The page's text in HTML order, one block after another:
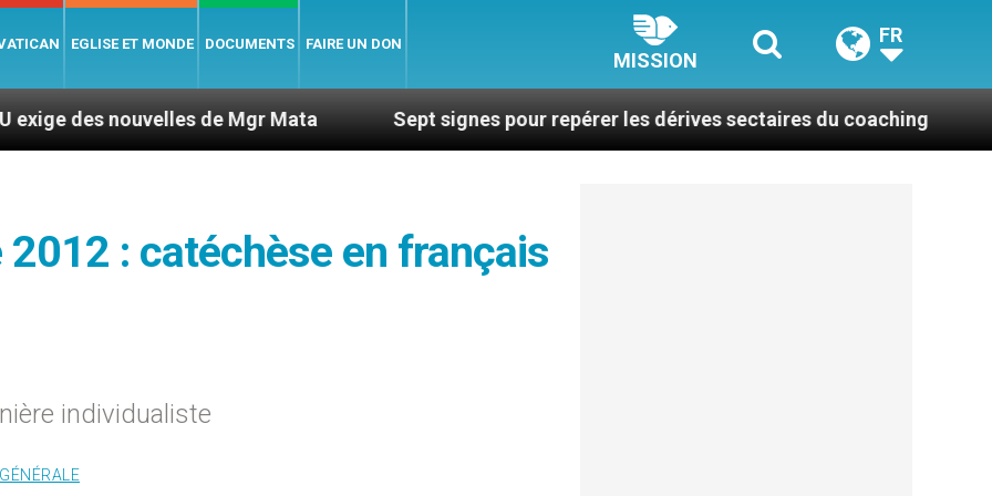
EGLISE ET MONDE DOCUMENTS FAIRE UN DON
MISSION
FR
nouvelles de Mgr Mata Sept signes pour repérer les dérives sectaires du coaching La plus
: catéchèse en français
individualiste